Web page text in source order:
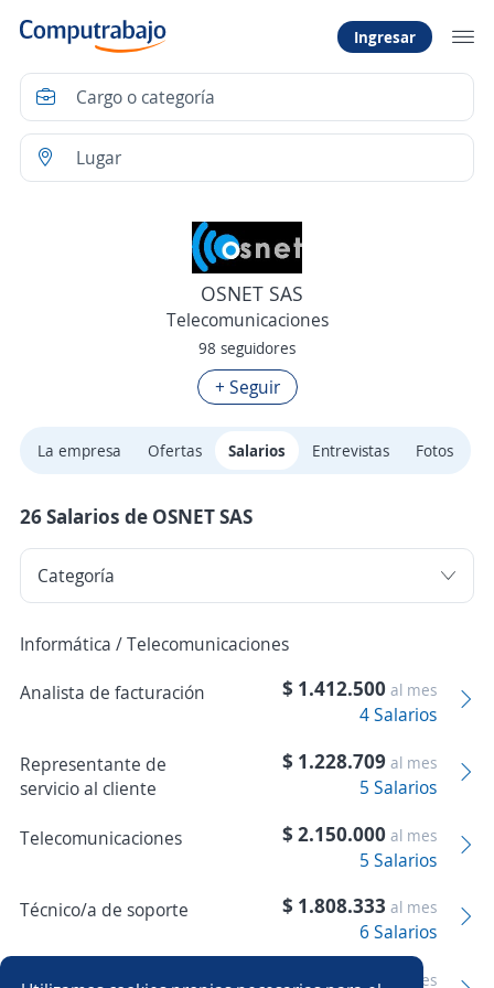
Ingresar
OSNET SAS
Telecomunicaciones
98 seguidores
+ Seguir
La empresa Ofertas Salarios Entrevistas Fotos
26 Salarios de OSNET SAS
Informática / Telecomunicaciones
Analista de facturación
$ 1.412.500 al mes
4 Salarios
Representante de
servicio al cliente
$ 1.228.709 al mes
5 Salarios
Telecomunicaciones $ 2.150.000 al mes
5 Salarios
Técnico/a de soporte $ 1.808.333 al mes
6 Salarios
Técnico/a en $ 1.800.000 al mes